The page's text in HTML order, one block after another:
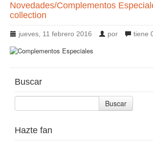
Novedades/Complementos
collection
jueves, 11 febrero 2016 por tiene
Buscar
Buscar
Hazte fan